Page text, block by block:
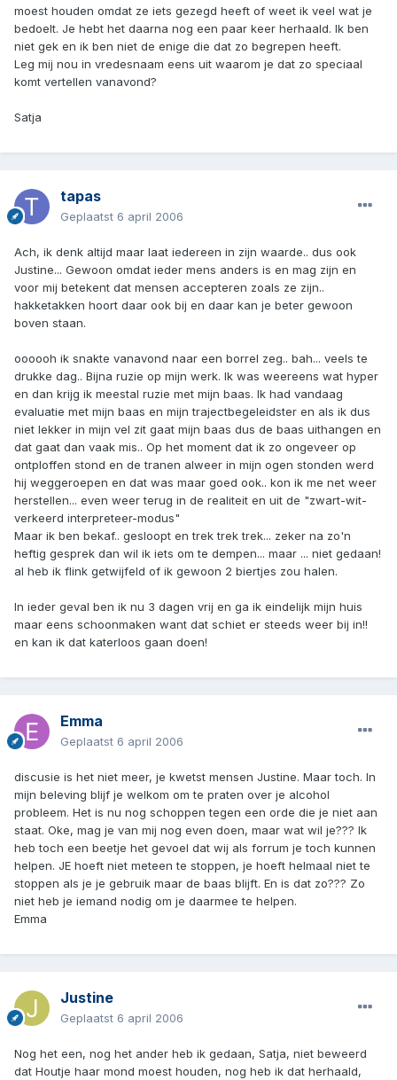
moest houden omdat ze iets gezegd heeft of weet ik veel wat je
bedoelt. Je hebt het daarna nog een paar keer herhaald. Ik ben
niet gek en ik ben niet de enige die dat zo begrepen heeft.
Leg mij nou in vredesnaam eens uit waarom je dat zo speciaal
komt vertellen vanavond?
Satja
tapas
Geplaatst 6 april 2006
Ach, ik denk altijd maar laat iedereen in zijn waarde.. dus ook
Justine... Gewoon omdat ieder mens anders is en mag zijn en
voor mij betekent dat mensen accepteren zoals ze zijn..
hakketakken hoort daar ook bij en daar kan je beter gewoon
boven staan.
oooooh ik snakte vanavond naar een borrel zeg.. bah... veels te
drukke dag.. Bijna ruzie op mijn werk. Ik was weereens wat hyper
en dan krijg ik meestal ruzie met mijn baas. Ik had vandaag
evaluatie met mijn baas en mijn trajectbegeleidster en als ik dus
niet lekker in mijn vel zit gaat mijn baas dus de baas uithangen en
dat gaat dan vaak mis.. Op het moment dat ik zo ongeveer op
ontploffen stond en de tranen alweer in mijn ogen stonden werd
hij weggeroepen en dat was maar goed ook.. kon ik me net weer
herstellen... even weer terug in de realiteit en uit de "zwart-wit-
verkeerd interpreteer-modus"
Maar ik ben bekaf.. gesloopt en trek trek trek... zeker na zo'n
heftig gesprek dan wil ik iets om te dempen... maar ... niet gedaan!
al heb ik flink getwijfeld of ik gewoon 2 biertjes zou halen.
In ieder geval ben ik nu 3 dagen vrij en ga ik eindelijk mijn huis
maar eens schoonmaken want dat schiet er steeds weer bij in!!
en kan ik dat katerloos gaan doen!
Emma
Geplaatst 6 april 2006
discusie is het niet meer, je kwetst mensen Justine. Maar toch. In
mijn beleving blijf je welkom om te praten over je alcohol
probleem. Het is nu nog schoppen tegen een orde die je niet aan
staat. Oke, mag je van mij nog even doen, maar wat wil je??? Ik
heb toch een beetje het gevoel dat wij als forrum je toch kunnen
helpen. JE hoeft niet meteen te stoppen, je hoeft helmaal niet te
stoppen als je je gebruik maar de baas blijft. En is dat zo??? Zo
niet heb je iemand nodig om je daarmee te helpen.
Emma
Justine
Geplaatst 6 april 2006
Nog het een, nog het ander heb ik gedaan, Satja, niet beweerd
dat Houtje haar mond moest houden, nog heb ik dat herhaald,